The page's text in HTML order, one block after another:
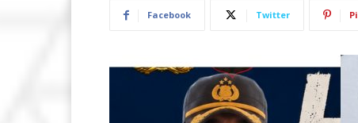
Facebook Twitter